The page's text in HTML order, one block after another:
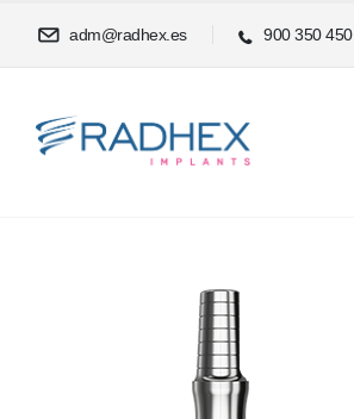
adm@radhex.es 900 350 450